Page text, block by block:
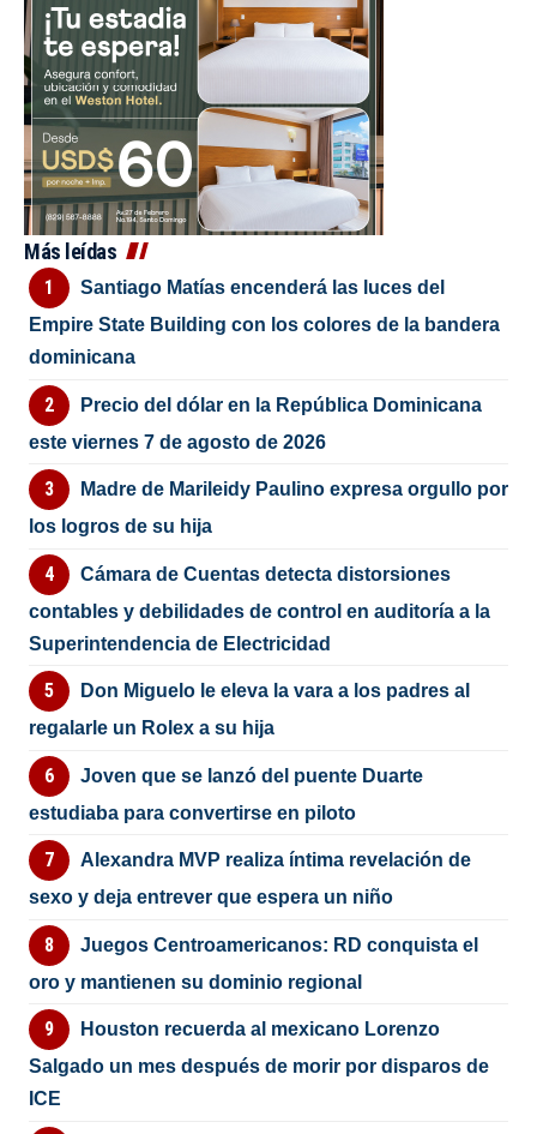
Más leídas
Santiago Matías encenderá las luces del
Empire State Building con los colores de la bandera
dominicana
Precio del dólar en la República Dominicana
este viernes 7 de agosto de 2026
Madre de Marileidy Paulino expresa orgullo por
los logros de su hija
Cámara de Cuentas detecta distorsiones
contables y debilidades de control en auditoría a la
Superintendencia de Electricidad
Don Miguelo le eleva la vara a los padres al
regalarle un Rolex a su hija
Joven que se lanzó del puente Duarte
estudiaba para convertirse en piloto
Alexandra MVP realiza íntima revelación de
sexo y deja entrever que espera un niño
Juegos Centroamericanos: RD conquista el
oro y mantienen su dominio regional
Houston recuerda al mexicano Lorenzo
Salgado un mes después de morir por disparos de
ICE